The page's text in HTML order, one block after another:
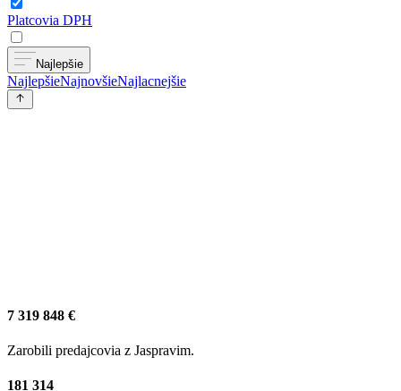
Platcovia DPH
Najlepšie
NajlepšieNajnovšieNajlacnejšie
7 319 848 €
Zarobili predajcovia z Jaspravim.
181 314